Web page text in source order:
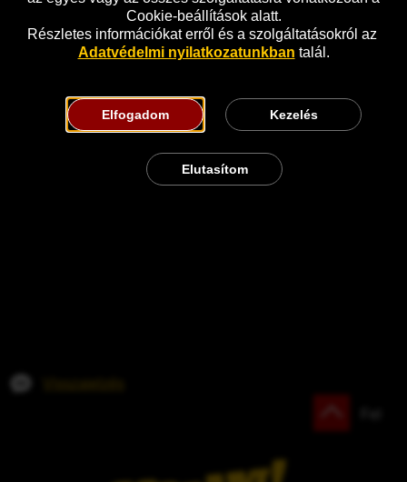
Cookie-beállítások alatt.
Adatvédelmi nyilatkozatunkban talál.
Elfogadom Kezelés
Elutasítom